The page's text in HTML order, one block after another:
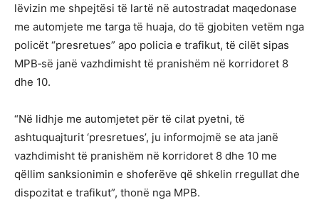
lëvizin me shpejtësi të lartë në autostradat maqedonase
me automjete me targa të huaja, do të gjobiten vetëm nga
policët “presretues” apo policia e trafikut, të cilët sipas
MPB‑së janë vazhdimisht të pranishëm në korridoret 8
dhe 10.
“Në lidhje me automjetet për të cilat pyetni, të
ashtuquajturit ‘presretues’, ju informojmë se ata janë
vazhdimisht të pranishëm në korridoret 8 dhe 10 me
qëllim sanksionimin e shoferëve që shkelin rregullat dhe
dispozitat e trafikut”, thonë nga MPB.